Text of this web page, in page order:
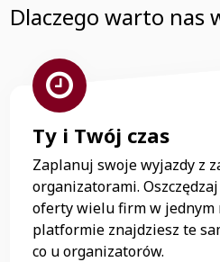
Dlaczego warto nas
Ty i Twój czas
Zaplanuj swoje wyjazdy z
organizatorami.
oferty wielu firm w jednym
platformie znajdziesz te
co u organizatorów.